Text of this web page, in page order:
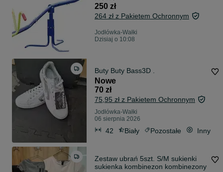
250 zł
264 zł z Pakietem Ochronnym
Jodłówka-Wałki
Dzisiaj o 10:08
Buty Buty Bass3D .
Nowe
70 zł
75,95 zł z Pakietem Ochronnym
Jodłówka-Wałki
06 sierpnia 2026
42 Biały Pozostałe Inny
Zestaw ubrań 5szt. S/M sukienki
sukienka kombinezon kombinezony